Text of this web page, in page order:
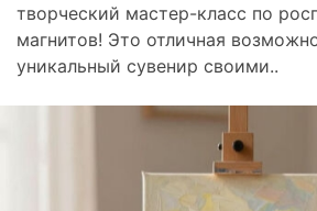
творческий мастер-класс по
магнитов! Это отличная
уникальный сувенир своими..